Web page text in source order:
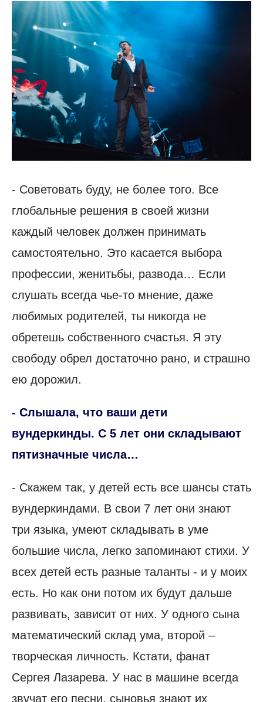
- Советовать буду, не более того. Все
глобальные решения в своей жизни
каждый человек должен принимать
самостоятельно. Это касается выбора
профессии, женитьбы, развода… Если
слушать всегда чье-то мнение, даже
любимых родителей, ты никогда не
обретешь собственного счастья. Я эту
свободу обрел достаточно рано, и страшно
ею дорожил.
- Слышала, что ваши дети
вундеркинды. С 5 лет они складывают
пятизначные числа…
- Скажем так, у детей есть все шансы стать
вундеркиндами. В свои 7 лет они знают
три языка, умеют складывать в уме
большие числа, легко запоминают стихи. У
всех детей есть разные таланты - и у моих
есть. Но как они потом их будут дальше
развивать, зависит от них. У одного сына
математический склад ума, второй –
творческая личность. Кстати, фанат
Сергея Лазарева. У нас в машине всегда
звучат его песни, сыновья знают их